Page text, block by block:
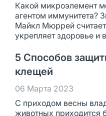
Какой микроэлемент
агентом иммунитета?
Майкл Мюррей
укрепляет здоровье и
5 Способов
клещей
06 Марта 2023
С приходом весны
животных приходится